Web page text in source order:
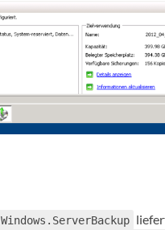
Windows.ServerBackup